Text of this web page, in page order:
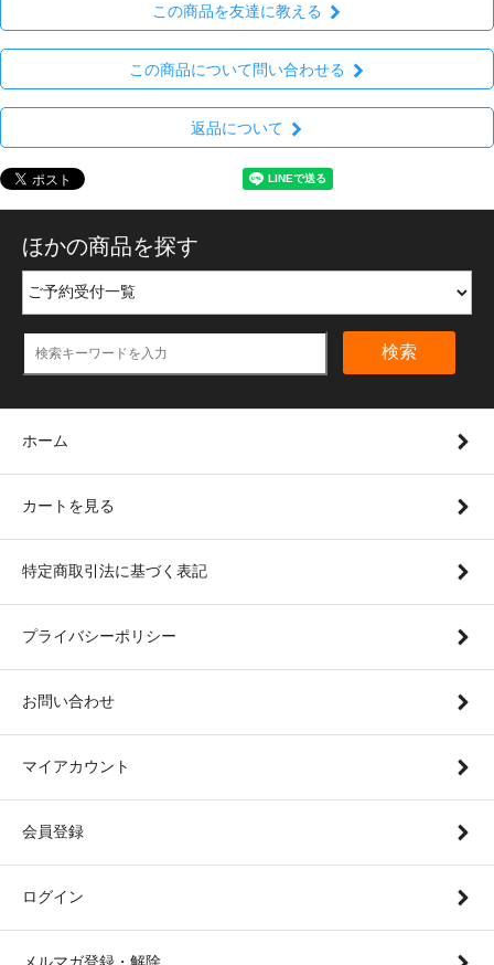
この商品を友達に教える
この商品について問い合わせる
返品について
ほかの商品を探す
検索
ホーム
カートを見る
特定商取引法に基づく表記
プライバシーポリシー
お問い合わせ
マイアカウント
会員登録
ログイン